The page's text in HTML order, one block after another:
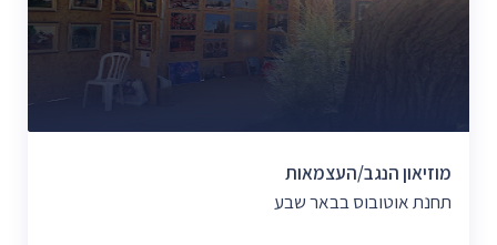
מוזיאון הנגב/העצמאות
תחנת אוטובוס בבאר שבע